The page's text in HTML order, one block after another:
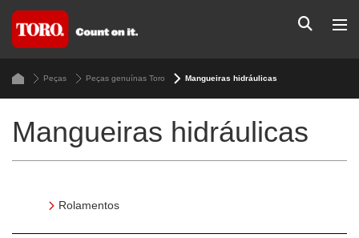
Peças Peças genuínas Toro Mangueiras hidráulicas
Mangueiras hidráulicas
Rolamentos